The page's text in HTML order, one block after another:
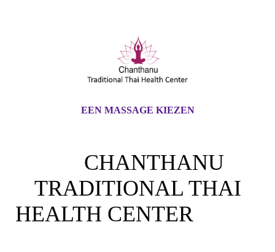
EEN MASSAGE KIEZEN
CHANTHANU
TRADITIONAL THAI
HEALTH CENTER